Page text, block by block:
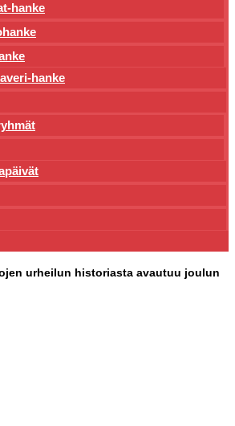
hanke
hanke
urheilun historiasta avautuu joulun